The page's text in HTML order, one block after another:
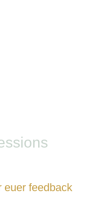
euer feedback